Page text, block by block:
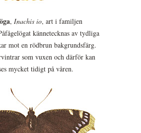
, Inachis io, art i familjen
kännetecknas av tydliga
mot en rödbrun bakgrundsfärg.
som vuxen och därför kan
mycket tidigt på våren.